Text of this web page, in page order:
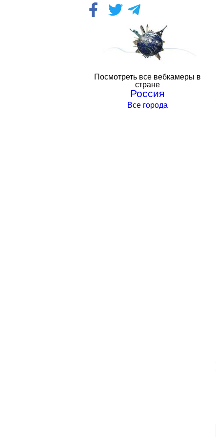
Посмотреть все вебкамеры в
стране
Россия
Все города